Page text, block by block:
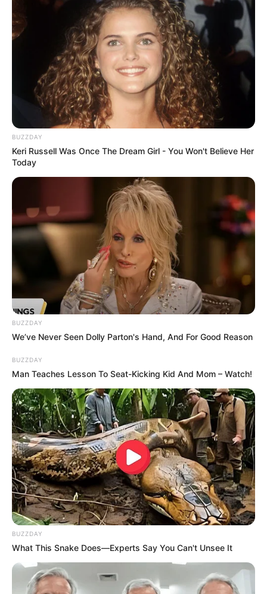
BUZZDAY
Keri Russell Was Once The Dream Girl - You Won't Believe Her
Today
BUZZDAY
We’ve Never Seen Dolly Parton's Hand, And For Good Reason
BUZZDAY
Man Teaches Lesson To Seat-Kicking Kid And Mom – Watch!
BUZZDAY
What This Snake Does—Experts Say You Can't Unsee It